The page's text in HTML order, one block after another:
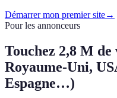
Démarrer mon premier site→
Pour les annonceurs
Touchez 2,8 M de
Royaume-Uni,
Espagne…)